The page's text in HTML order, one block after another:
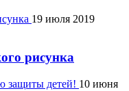
19 июля 2019
рисунка
10 июня